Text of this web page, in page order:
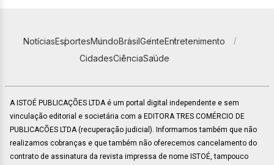
NotíciasEsportesMundoBrasilGenteEntretenimento
CidadesCiênciaSaúde
A ISTOÉ PUBLICAÇÕES LTDA é um portal digital independente e sem
vinculação editorial e societária com a EDITORA TRES COMÉRCIO DE
PUBLICACÕES LTDA (recuperação judicial). Informamos também que não
realizamos cobranças e que também não oferecemos cancelamento do
contrato de assinatura da revista impressa de nome ISTOÉ, tampouco